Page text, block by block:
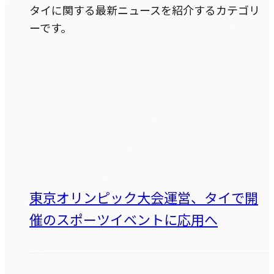
タイに関する最新ニュースを紹介するカテゴリ
ーです。
東京オリンピック大会運営、タイで開
催のスポーツイベントに応用へ